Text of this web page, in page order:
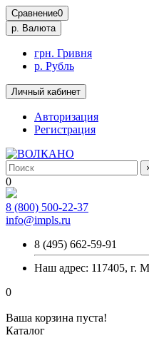
Сравнение0
р. Валюта
грн. Гривня
р. Рубль
Личный кабинет
Авторизация
Регистрация
0
8 (800) 500-22-37
info@impls.ru
8 (495) 662-59-91
Наш адрес: 117405, г.
0
Ваша корзина пуста!
Каталог